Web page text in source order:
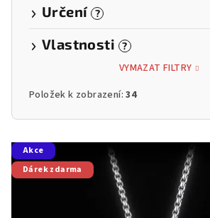
Určení ?
Vlastnosti ?
VYMAZAT FILTRY
Položek k zobrazení:34
V
ý
p
Akce
Dárek zdarma